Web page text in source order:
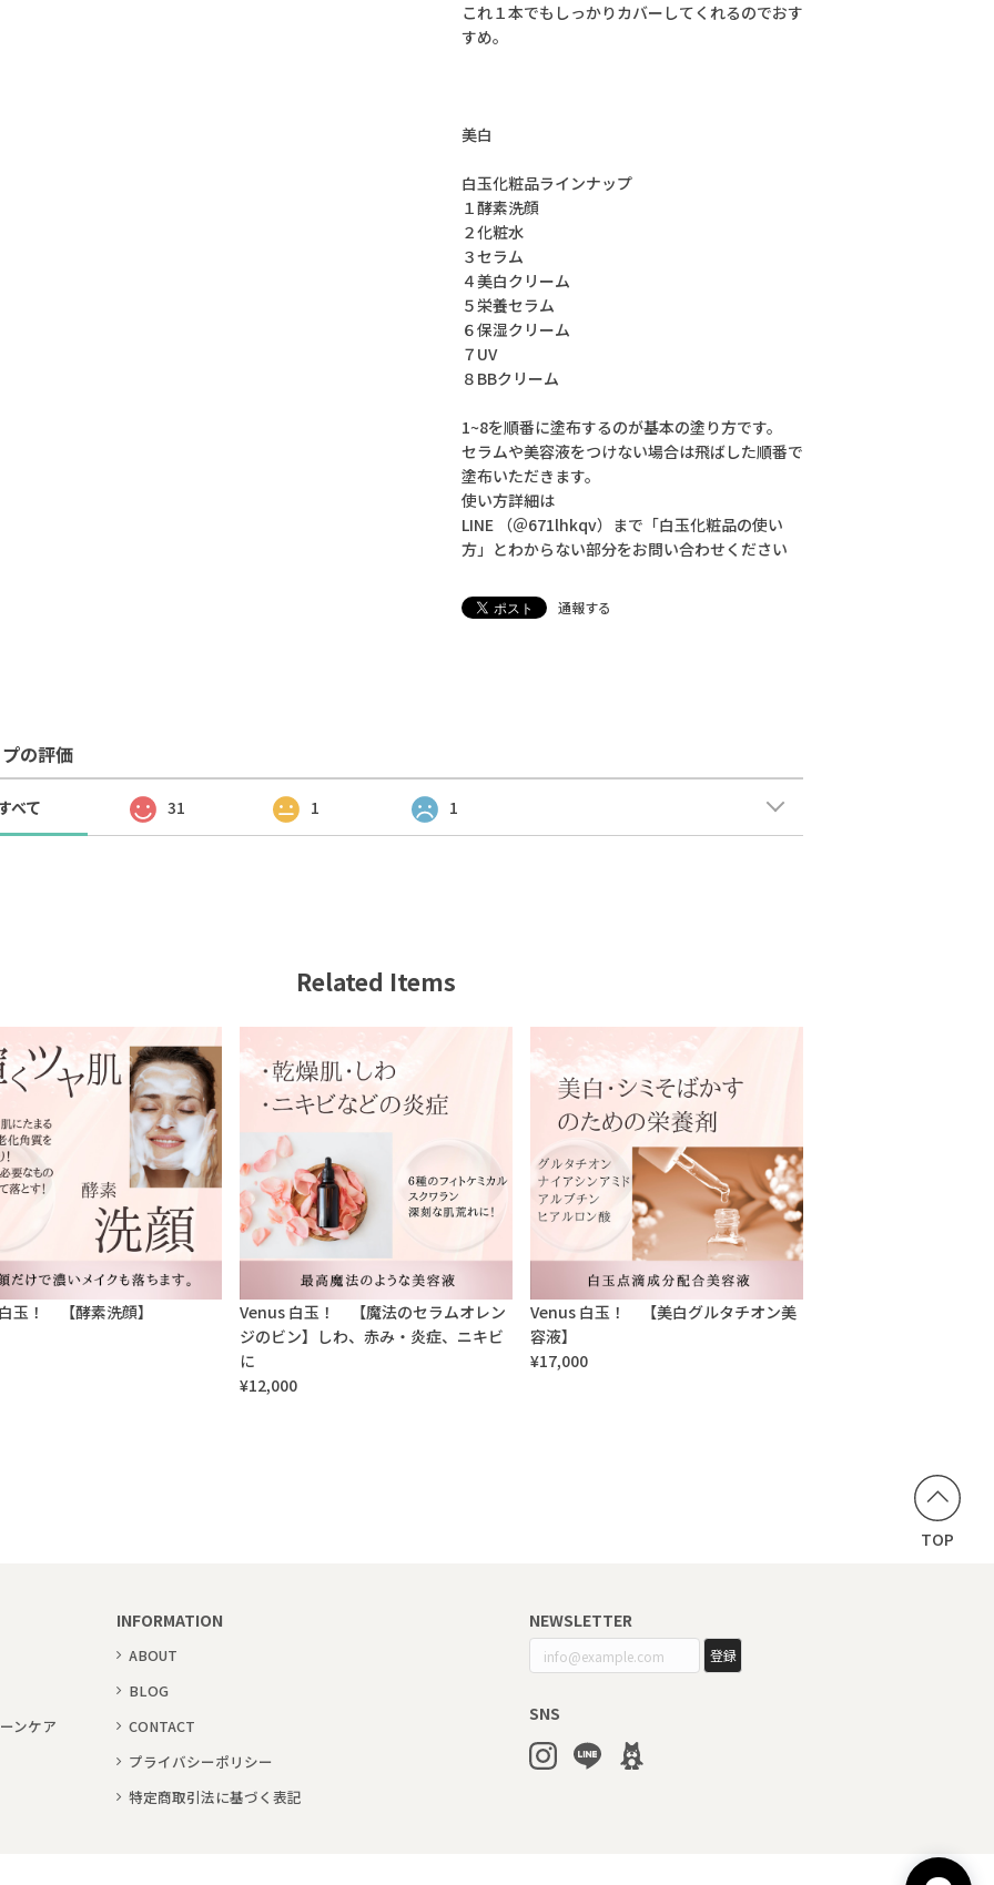
これ１本でもしっかりカバーしてくれるのでおす
すめ。
美白
白玉化粧品ラインナップ
１酵素洗顔
２化粧水
３セラム
４美白クリーム
５栄養セラム
６保湿クリーム
７UV
８BBクリーム
1~8を順番に塗布するのが基本の塗り方です。
セラムや美容液をつけない場合は飛ばした順番で
塗布いただきます。
使い方詳細は
LINE （＠671lhkqv）まで「白玉化粧品の使い
方」とわからない部分をお問い合わせください
通報する
の評価
べて 31 1 1
Related Items
玉！ 【酵素洗顔】
Venus 白玉！ 【魔法のセラムオレン
ジのビン】しわ、赤み・炎症、ニキビ
に
¥12,000
Venus 白玉！ 【美白グルタチオン美
容液】
¥17,000
TOP
ンケア
INFORMATION
ABOUT
BLOG
CONTACT
プライバシーポリシー
特定商取引法に基づく表記
NEWSLETTER
登録
SNS